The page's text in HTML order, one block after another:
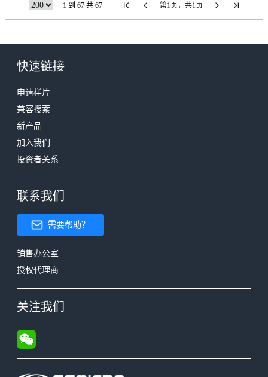
1 到 67 共 67 第1页，共1页
快速链接
申请样片
兼容搜索
新产品
加入我们
投资者关系
联系我们
需要帮助？
销售办公室
授权代理商
关注我们